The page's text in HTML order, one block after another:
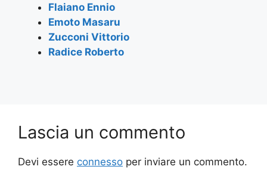
Flaiano Ennio
Emoto Masaru
Zucconi Vittorio
Radice Roberto
Lascia un commento
Devi essere connesso per inviare un commento.